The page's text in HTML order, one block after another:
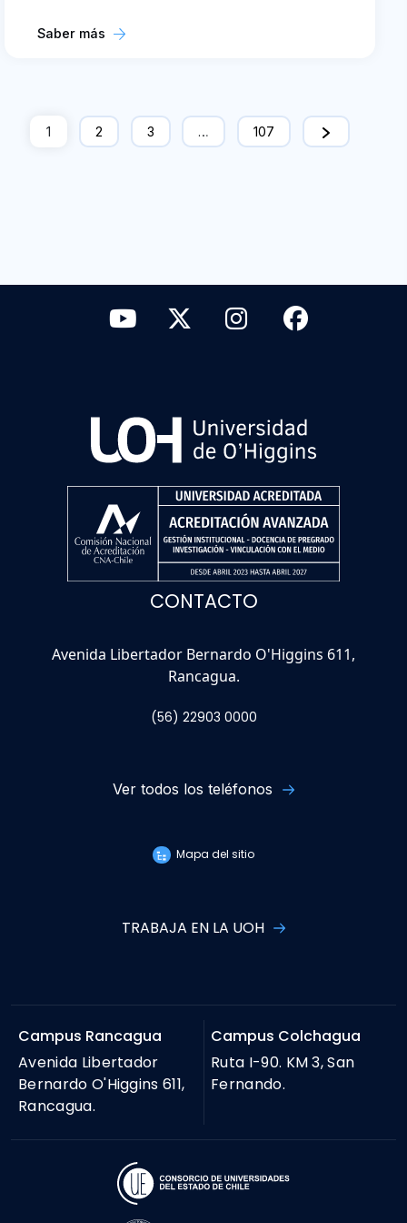
Saber más
1 2 3 … 107
CONTACTO
Avenida Libertador Bernardo O'Higgins 611,
Rancagua.
(56) 22903 0000
Ver todos los teléfonos
Mapa del sitio
TRABAJA EN LA UOH
Campus Rancagua
Avenida Libertador
Bernardo O'Higgins 611,
Rancagua.
Campus Colchagua
Ruta I-90. KM 3, San
Fernando.